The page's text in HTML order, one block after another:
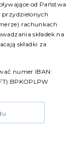
od Państwa
przydzielonych
rachunkach
składek na
składki za
numer IBAN: